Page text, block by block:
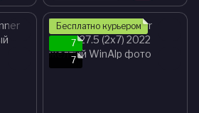
Подарок
Бесплатно курьером
7
7